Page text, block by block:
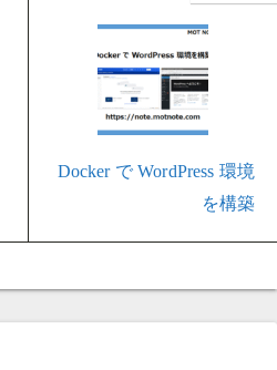
Docker で WordPress 環境
を構築